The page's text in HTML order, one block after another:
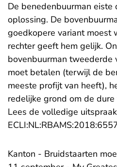
De benedenbuurman eiste
oplossing. De
goedkopere variant moest
rechter geeft hem gelijk.
bovenbuurman tweederde
moet betalen (terwijl de
meeste profijt van heeft),
redelijke grond om de
Lees de volledige
Kanton - Bruidstaarten